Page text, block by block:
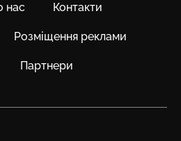
нас Контакти
Розміщення реклами
Партнери